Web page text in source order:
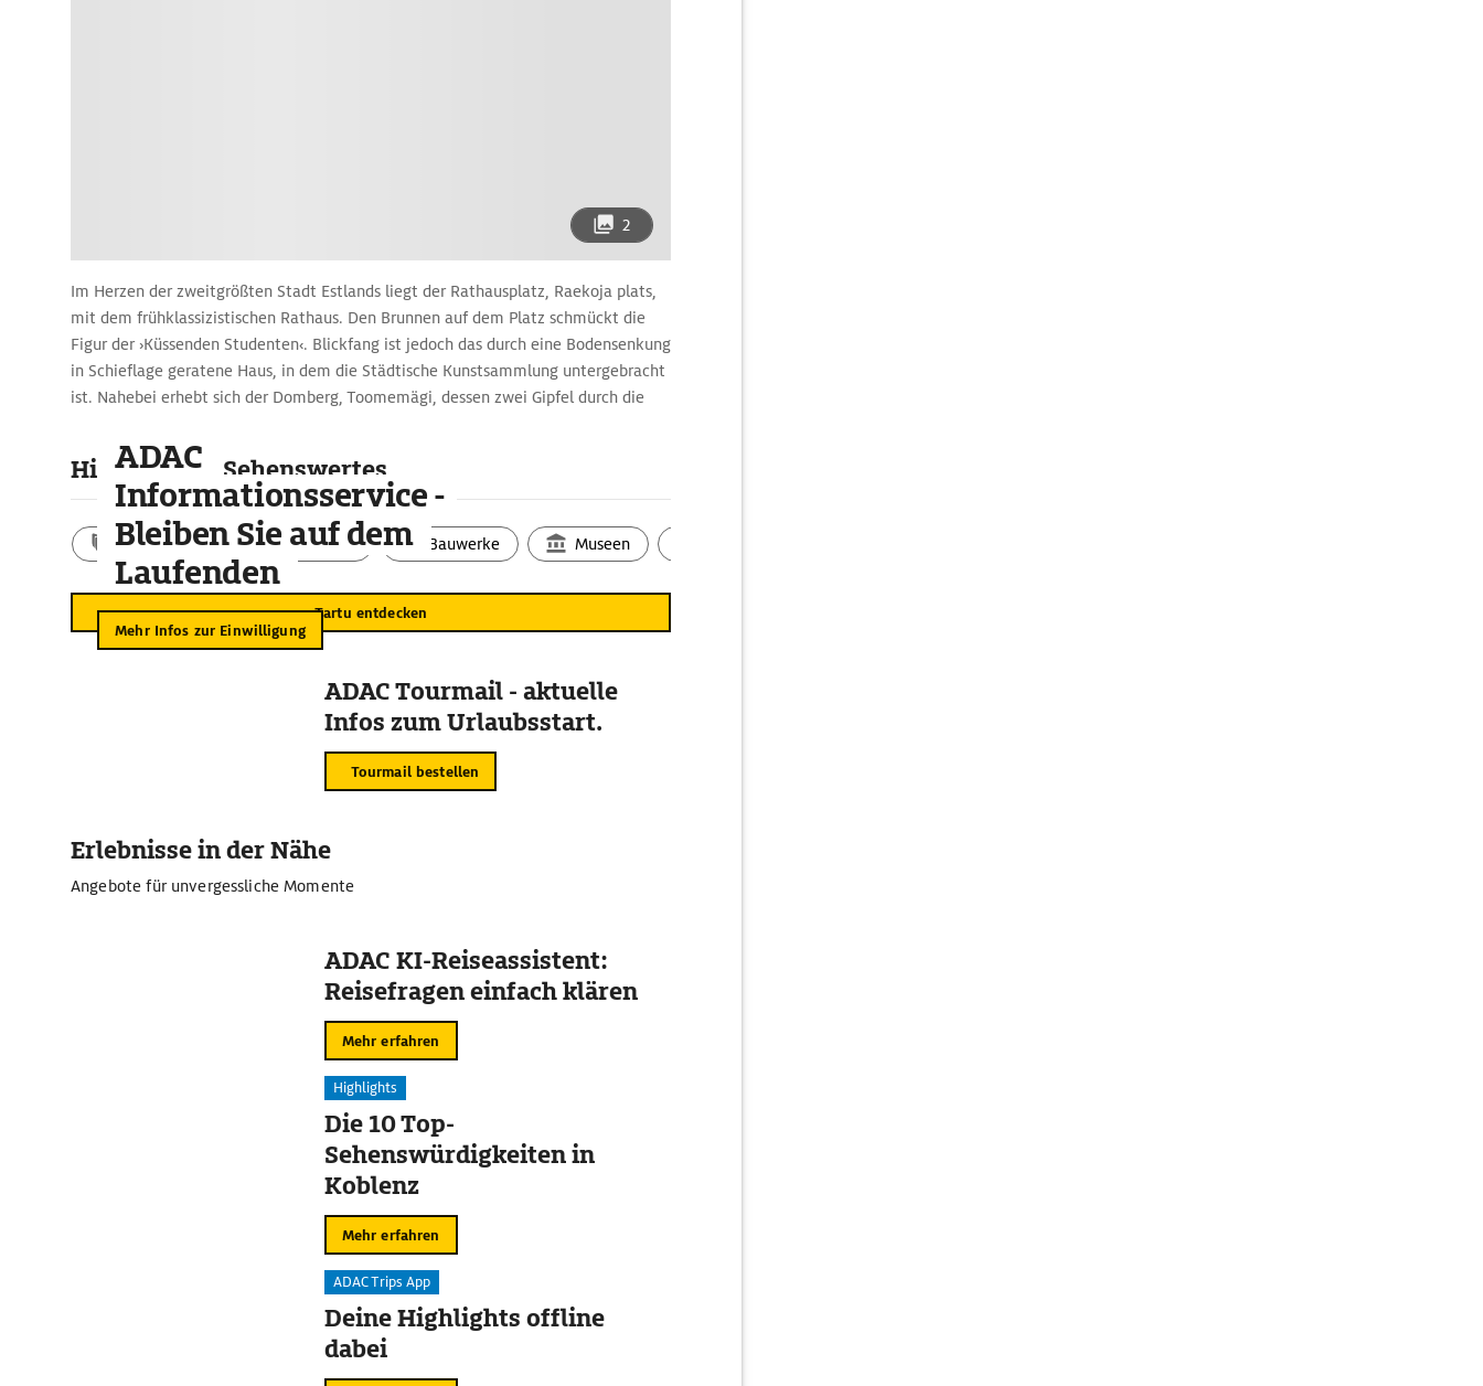
2
Im Herzen der zweitgrößten Stadt Estlands liegt der Rathausplatz, Raekoja plats,
mit dem frühklassizistischen Rathaus. Den Brunnen auf dem Platz schmückt die
Figur der ›Küssenden Studenten‹. Blickfang ist jedoch das durch eine Bodensenkung
in Schieflage geratene Haus, in dem die Städtische Kunstsammlung untergebracht
ist. Nahebei erhebt sich der Domberg, Toomemägi, dessen zwei Gipfel durch die
Domkirche, die bei einem Brand 1624 endgültig unterging, die Sternwarte und der
ab 1805 gebaute Lehrsaal des Alten Anatomikums der Universität.
Highlights & Sehenswertes
Aktivitäten Landschaft Bauwerke Museen
Tartu entdecken
ADAC
Informationsservice -
Bleiben Sie auf dem
Laufenden
Mehr Infos zur Einwilligung
ADAC Tourmail - aktuelle
Infos zum Urlaubsstart.
Tourmail bestellen
Erlebnisse in der Nähe
Angebote für unvergessliche Momente
ADAC KI-Reiseassistent:
Reisefragen einfach klären
Mehr erfahren
Highlights
Die 10 Top-
Sehenswürdigkeiten in
Koblenz
Mehr erfahren
ADAC Trips App
Deine Highlights offline
dabei